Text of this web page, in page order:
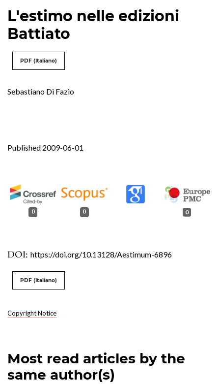
L'estimo nelle edizioni
Battiato
PDF (Italiano)
Sebastiano Di Fazio
DOI: https://doi.org/10.13128/Aestimum-6896
Published 2009-06-01
Copyright Notice
0 0 0
PDF (Italiano)
Most read articles by the
same author(s)